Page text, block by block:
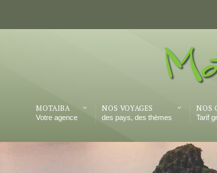
MOTAIBA
Votre agence
NOS VOYAGES
des pays, des thèmes
NOS
Tarif